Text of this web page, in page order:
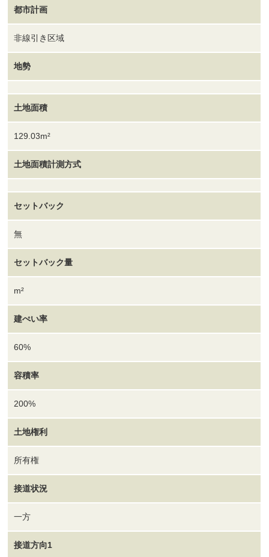
都市計画
非線引き区域
地勢
土地面積
129.03m²
土地面積計測方式
セットバック
無
セットバック量
m²
建ぺい率
60%
容積率
200%
土地権利
所有権
接道状況
一方
接道方向1